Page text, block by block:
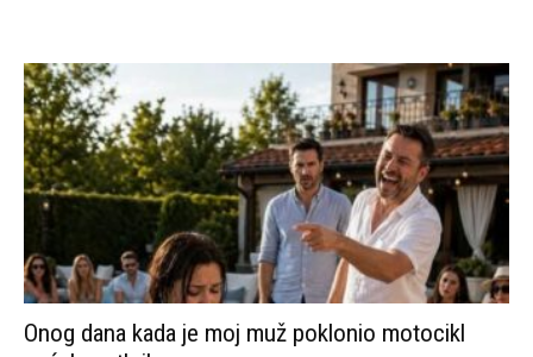
Onog dana kada je moj muž poklonio motocikl